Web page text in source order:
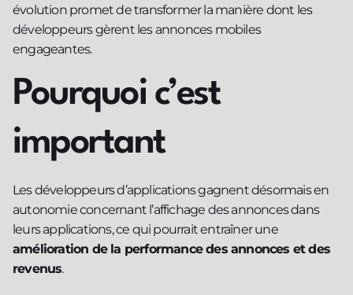
évolution promet de transformer la manière dont les
développeurs gèrent les annonces mobiles
engageantes.
Pourquoi c’est
important
Les développeurs d’applications gagnent désormais en
autonomie concernant l’affichage des annonces dans
leurs applications, ce qui pourrait entraîner une
amélioration de la performance des annonces et des
revenus.